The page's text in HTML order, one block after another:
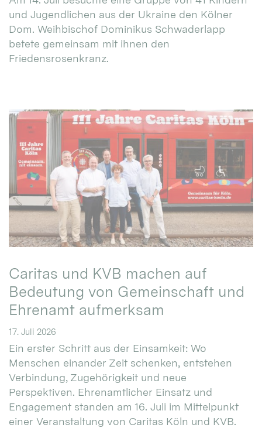
und Jugendlichen aus der Ukraine den Kölner
Dom. Weihbischof Dominikus Schwaderlapp
betete gemeinsam mit ihnen den
Friedensrosenkranz.
Caritas und KVB machen auf
Bedeutung von Gemeinschaft und
Ehrenamt aufmerksam
17. Juli 2026
Ein erster Schritt aus der Einsamkeit: Wo
Menschen einander Zeit schenken, entstehen
Verbindung, Zugehörigkeit und neue
Perspektiven. Ehrenamtlicher Einsatz und
Engagement standen am 16. Juli im Mittelpunkt
einer Veranstaltung von Caritas Köln und KVB.